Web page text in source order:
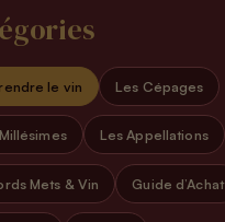
le vin Les Cépages
Les Appellations
Mets & Vin Guide d’Achat